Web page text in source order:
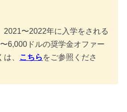
2021〜2022年に入学をされる
6,000ドルの奨学金オファー
、 こちら をご参照くださ